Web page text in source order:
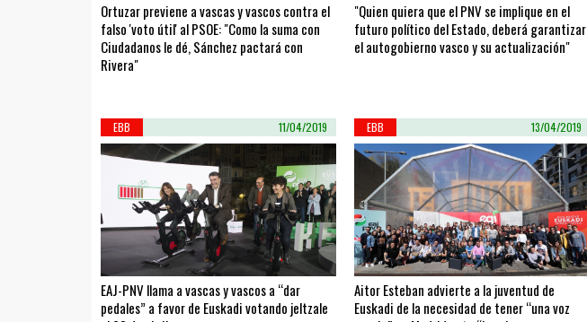
Ortuzar previene a vascas y vascos contra el
falso 'voto útil' al PSOE: "Como la suma con
Ciudadanos le dé, Sánchez pactará con
Rivera"
"Quien quiera que el PNV se implique en el
futuro político del Estado, deberá garantizar
el autogobierno vasco y su actualización"
EBB 11/04/2019
EAJ-PNV llama a vascas y vascos a “dar
pedales” a favor de Euskadi votando jeltzale
EBB 13/04/2019
Aitor Esteban advierte a la juventud de
Euskadi de la necesidad de tener “una voz